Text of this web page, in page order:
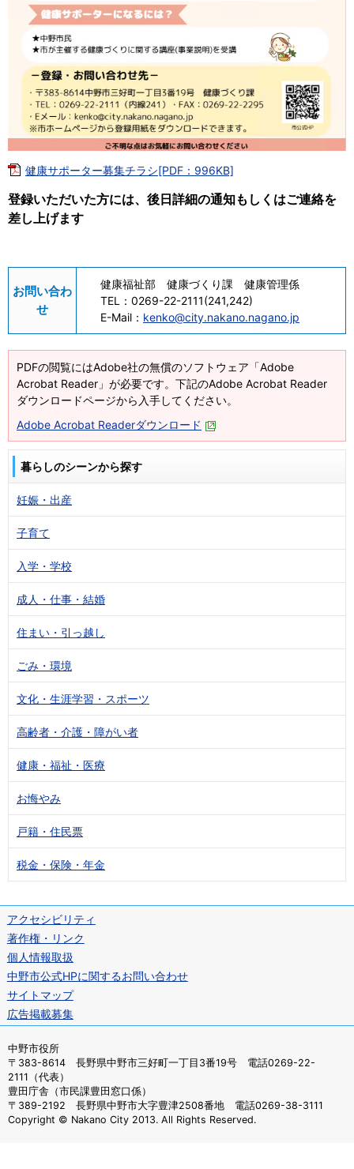
健康サポーター募集チラシ[PDF：996KB]
登録いただいた方には、後日詳細の通知もしくはご連絡を
差し上げます
お問い合わ
せ
健康福祉部 健康づくり課 健康管理係
TEL： 0269-22-2111(241,242)
E-Mail： kenko@city.nakano.nagano.jp
PDFの閲覧にはAdobe社の無償のソフトウェア「Adobe
Acrobat Reader」が必要です。下記のAdobe Acrobat Reader
ダウンロードページから入手してください。
Adobe Acrobat Readerダウンロード
暮らしのシーンから探す
妊娠・出産
子育て
入学・学校
成人・仕事・結婚
住まい・引っ越し
ごみ・環境
文化・生涯学習・スポーツ
高齢者・介護・障がい者
健康・福祉・医療
お悔やみ
戸籍・住民票
税金・保険・年金
アクセシビリティ
著作権・リンク
個人情報取扱
中野市公式HPに関するお問い合わせ
サイトマップ
広告掲載募集
中野市役所
〒383-8614 長野県中野市三好町一丁目3番19号 電話0269-22-
2111（代表）
豊田庁舎（市民課豊田窓口係）
〒389-2192 長野県中野市大字豊津2508番地 電話0269-38-3111
Copyright © Nakano City 2013. All Rights Reserved.